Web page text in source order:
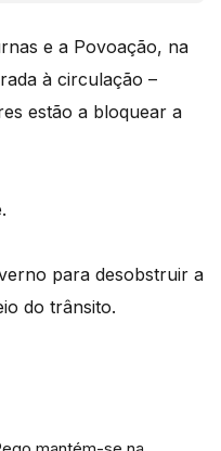
e a Povoação, na
à circulação –
estão a bloquear a
para desobstruir a
do trânsito.